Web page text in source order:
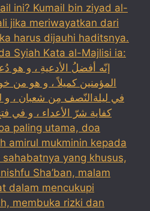
ini? Kumail bin ziyad al-
jika meriwayatkan dari
harus dijauhi haditsnya.
Syiah Kata al-Majlisi ia:
إنّه أفضلُ الأدعيةِ ، و هو
المؤمنين كميلاً ، و هو
في ليلةالنّصف مِن شعبان ، و
كفاية شرّ الأعداء ، و في
amirul mukminin kepada
yang khusus,
Sha’ban, malam
dalam mencukupi
membuka rizki dan